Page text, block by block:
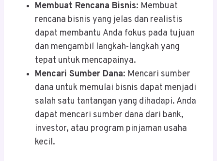
Membuat Rencana Bisnis: Membuat
rencana bisnis yang jelas dan realistis
dapat membantu Anda fokus pada tujuan
dan mengambil langkah-langkah yang
tepat untuk mencapainya.
Mencari Sumber Dana: Mencari sumber
dana untuk memulai bisnis dapat menjadi
salah satu tantangan yang dihadapi. Anda
dapat mencari sumber dana dari bank,
investor, atau program pinjaman usaha
kecil.